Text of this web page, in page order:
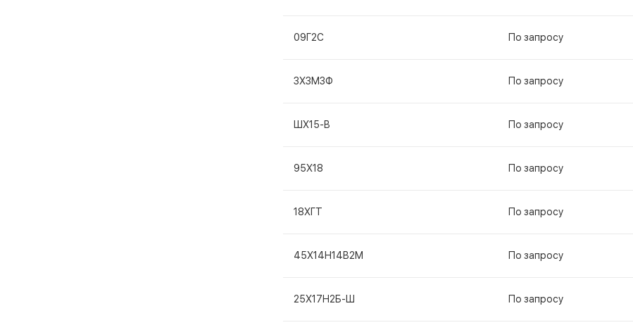
09Г2С По запросу
3Х3М3Ф По запросу
ШХ15-В По запросу
95Х18 По запросу
18ХГТ По запросу
45Х14Н14В2М По запросу
25Х17Н2Б-Ш По запросу